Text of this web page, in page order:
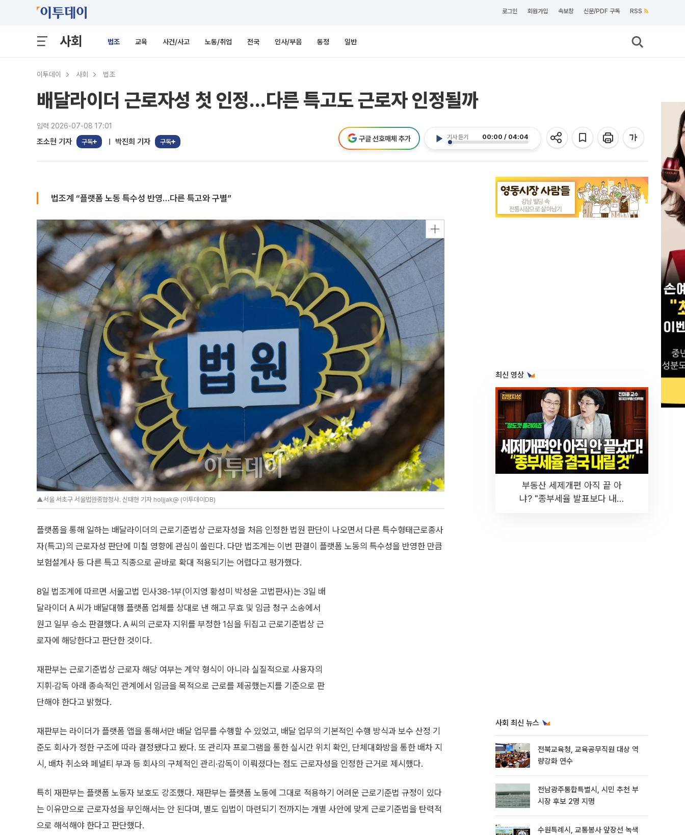
로그인 회원가입 속보창 신문/PDF 구독 RSS
사회 법조 교육 사건/사고 노동/취업 전국 인사/부음 동정 일반
이투데이 사회 법조
배달라이더 근로자성 첫 인정…다른 특고도 근로자 인정될까
입력 2026-07-08 17:01
조소현 기자 구독 박진희 기자 구독
기사 듣기 00:00 / 04:04
구글 선호매체 추가
법조계 “플랫폼 노동 특수성 반영…다른 특고와 구별”
▲서울 서초구 서울법원종합청사. 신태현 기자 holjjak@ (이투데이DB)
플랫폼을 통해 일하는 배달라이더의 근로기준법상 근로자성을 처음 인정한 법원 판단이 나오면서 다른 특수형태근로종사
자(특고)의 근로자성 판단에 미칠 영향에 관심이 쏠린다. 다만 법조계는 이번 판결이 플랫폼 노동의 특수성을 반영한 만큼
보험설계사 등 다른 특고 직종으로 곧바로 확대 적용되기는 어렵다고 평가했다.
8일 법조계에 따르면 서울고법 민사38-1부(이지영 황성미 박성윤 고법판사)는 3일 배
달라이더 A 씨가 배달대행 플랫폼 업체를 상대로 낸 해고 무효 및 임금 청구 소송에서
원고 일부 승소 판결했다. A 씨의 근로자 지위를 부정한 1심을 뒤집고 근로기준법상 근
로자에 해당한다고 판단한 것이다.
재판부는 근로기준법상 근로자 해당 여부는 계약 형식이 아니라 실질적으로 사용자의
지휘·감독 아래 종속적인 관계에서 임금을 목적으로 근로를 제공했는지를 기준으로 판
단해야 한다고 밝혔다.
재판부는 라이더가 플랫폼 앱을 통해서만 배달 업무를 수행할 수 있었고, 배달 업무의 기본적인 수행 방식과 보수 산정 기
준도 회사가 정한 구조에 따라 결정됐다고 봤다. 또 관리자 프로그램을 통한 실시간 위치 확인, 단체대화방을 통한 배차 지
시, 배차 취소와 페널티 부과 등 회사의 구체적인 관리·감독이 이뤄졌다는 점도 근로자성을 인정한 근거로 제시했다.
특히 재판부는 플랫폼 노동자 보호도 강조했다. 재판부는 플랫폼 노동에 그대로 적용하기 어려운 근로기준법 규정이 있다
는 이유만으로 근로자성을 부인해서는 안 된다며, 별도 입법이 마련되기 전까지는 개별 사안에 맞게 근로기준법을 탄력적
으로 해석해야 한다고 판단했다.
최신 영상
부동산 세제개편 아직 끝 아
냐? "종부세율 발표보다 내릴
사회 최신 뉴스
전북교육청, 교육공무직원 대상 역
량강화 연수
전남광주통합특별시, 시민 추천 부
시장 후보 2명 지명
수원특례시, 교통봉사 앞장선 녹색